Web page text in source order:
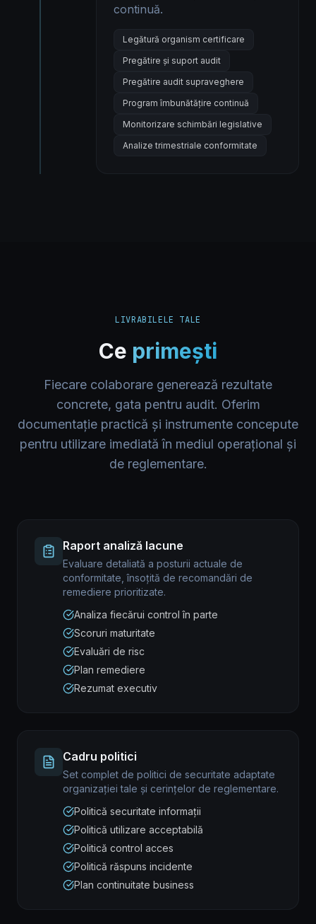
continuă.
Legătură organism certificare
Pregătire și suport audit
Pregătire audit supraveghere
Program îmbunătățire continuă
Monitorizare schimbări legislative
Analize trimestriale conformitate
LIVRABILELE TALE
Ce primești
Fiecare colaborare generează rezultate
concrete, gata pentru audit. Oferim
documentație practică și instrumente concepute
pentru utilizare imediată în mediul operațional și
de reglementare.
Raport analiză lacune
Evaluare detaliată a posturii actuale de
conformitate, însoțită de recomandări de
remediere prioritizate.
Analiza fiecărui control în parte
Scoruri maturitate
Evaluări de risc
Plan remediere
Rezumat executiv
Cadru politici
Set complet de politici de securitate adaptate
organizației tale și cerințelor de reglementare.
Politică securitate informații
Politică utilizare acceptabilă
Politică control acces
Politică răspuns incidente
Plan continuitate business